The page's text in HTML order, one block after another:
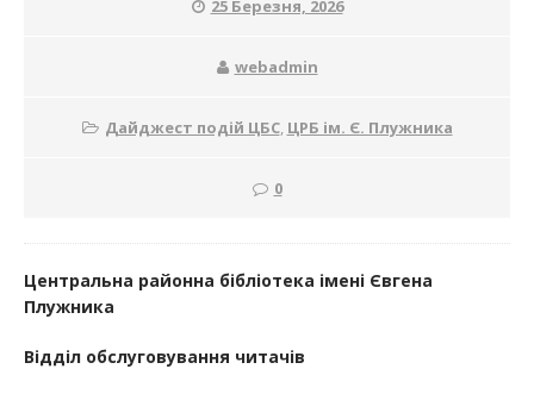
25 Березня, 2026
webadmin
Дайджест подій ЦБС, ЦРБ ім. Є. Плужника
0
Центральна районна бібліотека імені Євгена
Плужника
Відділ обслуговування читачів